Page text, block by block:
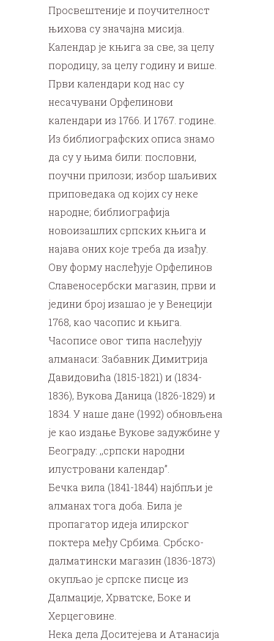
Просвештеније и поучителност
њихова су значајна мисија.
Календар је књига за све, за целу
породицу, за целу годину и више.
Први календари код нас су
несачувани Орфелинови
календари из 1766. И 1767. године.
Из библиографских описа знамо
да су у њима били: пословни,
поучни прилози; избор шаљивих
приповедака од којих су неке
народне; библиографија
новоизашлих српских књига и
најава оних које треба да изађу.
Ову форму наслеђује Орфелинов
Славеносербски магазин, први и
једини број изашао је у Венецији
1768, као часопис и књига.
Часописе овог типа наслеђују
алманаси: Забавник Димитрија
Давидовића (1815-1821) и (1834-
1836), Вукова Даница (1826-1829) и
1834. У наше дане (1992) обновљена
је као издање Вукове задужбине у
Београду: ,,српски народни
илустровани календар”.
Бечка вила (1841-1844) најбпљи је
алманах тога доба. Била је
пропагатор идеја илирског
поктера међу Србима. Србско-
далматински магазин (1836-1873)
окупљао је српске писце из
Далмације, Хрватске, Боке и
Херцеговине.
Нека дела Доситејева и Атанасија